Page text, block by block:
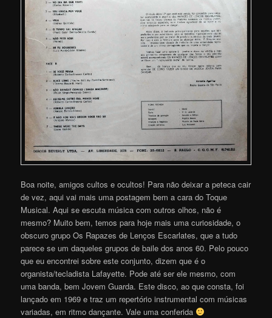
Boa noite, amigos cultos e ocultos! Para não deixar a peteca cair
de vez, aqui vai mais uma postagem bem a cara do Toque
Musical. Aqui se escuta música com outros olhos, não é
mesmo? Muito bem, temos para hoje mais uma curiosidade, o
obscuro grupo Os Rapazes de Lenços Escarlates, que a tudo
parece se um daqueles grupos de baile dos anos 60. Pelo pouco
que eu encontrei sobre este conjunto, dizem que é o
organista/tecladista Lafayette. Pode até ser ele mesmo, com
uma banda, bem Jovem Guarda. Este disco, ao que consta, foi
lançado em 1969 e traz um repertório instrumental com músicas
variadas, em ritmo dançante. Vale uma conferida